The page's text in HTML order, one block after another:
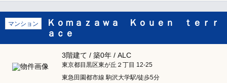
マンション
Ｋｏｍａｚａｗａ Ｋｏｕｅｎ ｔｅｒｒ
ａｃｅ
3階建て / 築0年 / ALC
東京都目黒区東が丘２丁目 12-25
東急田園都市線 駒沢大学駅/徒歩5分
建物設備
宅配ボックス